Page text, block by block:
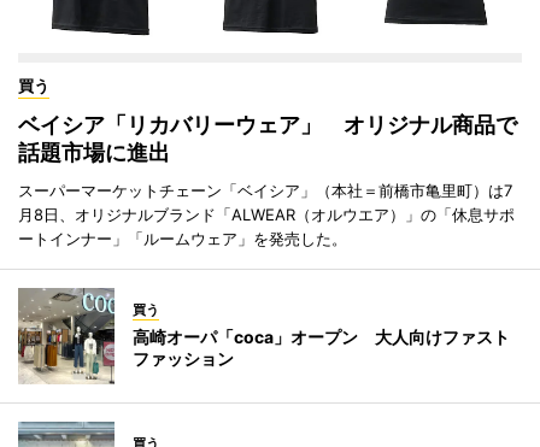
買う
ベイシア「リカバリーウェア」 オリジナル商品で
話題市場に進出
スーパーマーケットチェーン「ベイシア」（本社＝前橋市亀里町）は7
月8日、オリジナルブランド「ALWEAR（オルウエア）」の「休息サポ
ートインナー」「ルームウェア」を発売した。
買う
高崎オーパ「coca」オープン 大人向けファスト
ファッション
買う